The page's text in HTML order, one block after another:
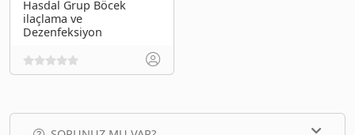
Hasdal Grup Böcek
ilaçlama ve
Dezenfeksiyon